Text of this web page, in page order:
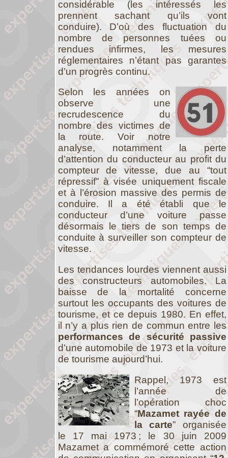
considérable (les intéressés les
prennent sachant qu’ils vont
conduire). D’où des fluctuation du
nombre de personnes tuées ou
rendues infirmes, les mesures
réglementaires n’étant pas garantes
d’un progrès continu.
Selon les années on
observe une
recrudescence du
nombre des victimes de
la route. Voir notre
analyse, notamment la perte
d’attention du conducteur au profit du
compteur de vitesse, due au “tout
répressif” à visée uniquement fiscale
et à l’érosion massive des permis de
conduire. Il a été établi que le
conducteur d’une voiture passe
désormais le tiers de son temps de
conduite à surveiller son compteur de
vitesse.
Les tendances lourdes viennent aussi
des constructeurs automobiles. La
baisse de la mortalité concerne
surtout les occupants des voitures de
tourisme, et ce depuis 1980. En effet,
il n’y a plus rien de commun entre les
performances de sécurité passive
d’une automobile de 1973 et la voiture
de tourisme aujourd’hui.
Rappel, 1973 est
l’année de
l’opération choc
“Mazamet rayée de
la carte” organisée
le 17 mai 1973 ; le 30 juin 2009
Mazamet a commémoré cette action